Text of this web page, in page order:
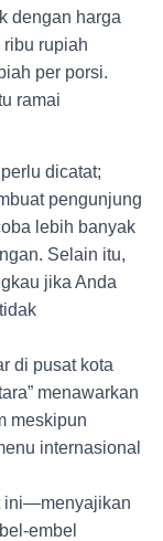
dengan harga
rupiah
per porsi.
ramai
dicatat;
pengunjung
lebih banyak
Selain itu,
jika Anda
di pusat kota
menawarkan
meskipun
internasional
ini—menyajikan
embel